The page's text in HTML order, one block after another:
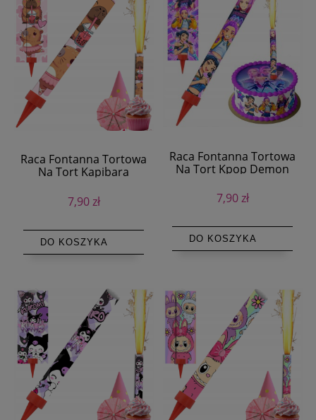
Raca Fontanna Tortowa
Na Tort Kapibara
7,90 zł
DO KOSZYKA
Raca Fontanna Tortowa
Na Tort Kpop Demon
7,90 zł
DO KOSZYKA